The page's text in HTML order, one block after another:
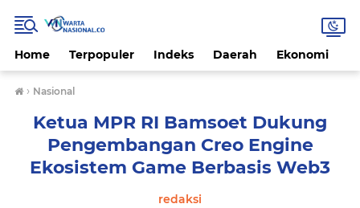
Home Terpopuler Indeks Daerah Ekonomi
› Nasional
Ketua MPR RI Bamsoet Dukung
Pengembangan Creo Engine
Ekosistem Game Berbasis Web3
redaksi